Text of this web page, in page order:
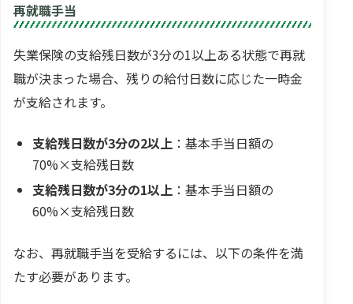
再就職手当
失業保険の支給残日数が3分の1以上ある状態で再就
職が決まった場合、残りの給付日数に応じた一時金
が支給されます。
支給残日数が3分の2以上 ：基本手当日額の
70%×支給残日数
支給残日数が3分の1以上 ：基本手当日額の
60%×支給残日数
なお、再就職手当を受給するには、以下の条件を満
たす必要があります。